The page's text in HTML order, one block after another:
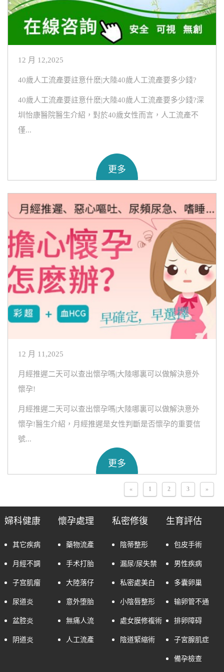
12 月 12,2025
40歲人工流產要註意什麽|大陸40歲人工流產要多少錢?
40歲人工流產要註意什麽|大陸40歲人工流產要多少錢?深
圳怡康醫院醫生介紹，對於40歲女性而言，人工流產不
僅...
更多
12 月 11,2025
月經推遲二天可以查出懷孕嗎|大陸哪裏可以做解決意外
懷孕!
月經推遲二天可以查出懷孕嗎|大陸哪裏可以做解決意外
懷孕!醫生介紹，月經推遲是女性判斷是否懷孕的重要信
號...
更多
« 1 2 3 »
婦科健康
其它疾病
月經不調
子宫肌瘤
尿道炎
盆腔炎
阴道炎
懷孕處理
藥物流產
手术打胎
大陸落仔
意外堕胎
無痛人流
人工流產
私密修復
陰蒂整形
漏尿/尿失禁
私密處美白
小陰唇整形
處女膜修複術
陰道緊縮術
生育評估
包皮手術
男性疾病
多囊卵巢
输卵管不通
排卵障碍
子宮腺肌症
備孕檢查